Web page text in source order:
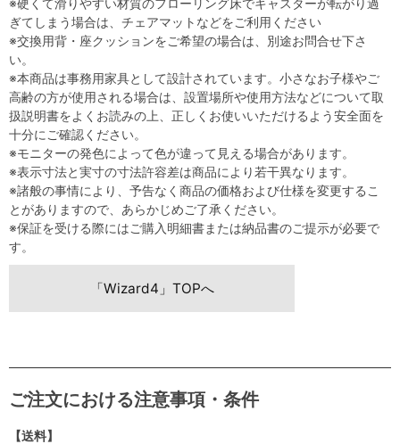
ぎてしまう場合は、チェアマットなどをご利用ください
※交換用背・座クッションをご希望の場合は、別途お問合せ下さ
い。
※本商品は事務用家具として設計されています。小さなお子様やご
高齢の方が使用される場合は、設置場所や使用方法などについて取
扱説明書をよくお読みの上、正しくお使いいただけるよう安全面を
十分にご確認ください。
※モニターの発色によって色が違って見える場合があります。
※表示寸法と実寸の寸法許容差は商品により若干異なります。
※諸般の事情により、予告なく商品の価格および仕様を変更するこ
とがありますので、あらかじめご了承ください。
※保証を受ける際にはご購入明細書または納品書のご提示が必要で
す。
「Wizard4」TOPへ
ご注文における注意事項・条件
【送料】